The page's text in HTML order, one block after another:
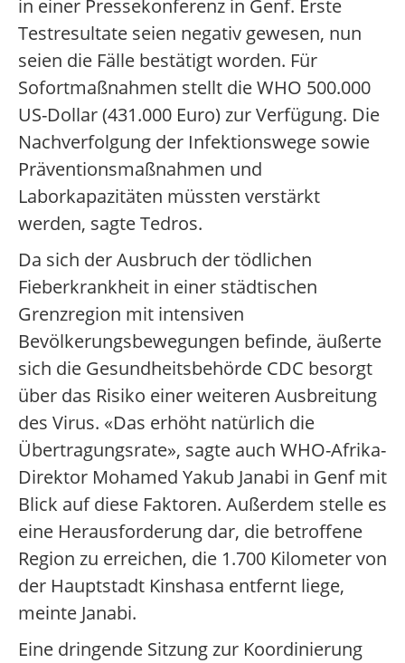
in einer Pressekonferenz in Genf. Erste
Testresultate seien negativ gewesen, nun
seien die Fälle bestätigt worden. Für
Sofortmaßnahmen stellt die WHO 500.000
US-Dollar (431.000 Euro) zur Verfügung. Die
Nachverfolgung der Infektionswege sowie
Präventionsmaßnahmen und
Laborkapazitäten müssten verstärkt
werden, sagte Tedros.
Da sich der Ausbruch der tödlichen
Fieberkrankheit in einer städtischen
Grenzregion mit intensiven
Bevölkerungsbewegungen befinde, äußerte
sich die Gesundheitsbehörde CDC besorgt
über das Risiko einer weiteren Ausbreitung
des Virus. «Das erhöht natürlich die
Übertragungsrate», sagte auch WHO-Afrika-
Direktor Mohamed Yakub Janabi in Genf mit
Blick auf diese Faktoren. Außerdem stelle es
eine Herausforderung dar, die betroffene
Region zu erreichen, die 1.700 Kilometer von
der Hauptstadt Kinshasa entfernt liege,
meinte Janabi.
Eine dringende Sitzung zur Koordinierung